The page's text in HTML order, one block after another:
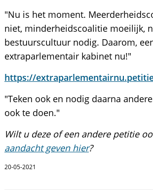
"Nu is het moment.
niet, minderheidscoalitie moeilijk,
bestuurscultuur nodig. Daarom,
extraparlementair kabinet nu!"
https://
"Teken ook en nodig daarna
ook te doen."
Wilt u deze of een andere petitie
aandacht geven hier?
20-05-2021